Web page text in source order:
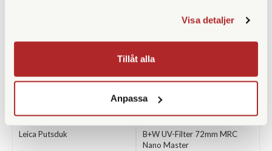
Visa detaljer
Tillåt alla
Anpassa
Leica
Leica Putsduk
B+W
B+W UV-Filter 72mm MRC
Nano Master